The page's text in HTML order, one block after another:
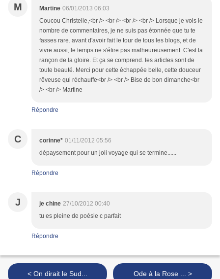
M Martine 06/01/2013 06:03
Coucou Christelle,<br /> <br /> <br /> <br /> Lorsque je vois le
nombre de commentaires, je ne suis pas étonnée que tu te
fasses rare. avant d'avoir fait le tour de tous les blogs, et de
vivre aussi, le temps ne s'étire pas malheureusement. C'est la
rançon de la gloire. Et ça se comprend. tes articles sont de
toute beauté. Merci pour cette échappée belle, cette douceur
rêveuse qui réchauffe<br /> <br /> Bise de bon dimanche<br
/> <br /> Martine
Répondre
C corinne* 01/11/2012 05:56
dépaysement pour un joli voyage qui se termine......
Répondre
J je chine 27/10/2012 00:40
tu es pleine de poésie c parfait
Répondre
< On dirait le Sud... Ode à la Rose ... >